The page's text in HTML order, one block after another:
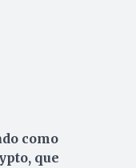
como
que